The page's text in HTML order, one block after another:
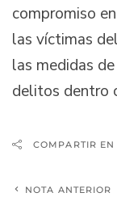
compromiso
las víctimas
las medidas
delitos dentro
COMPARTIR EN
NOTA ANTERIOR